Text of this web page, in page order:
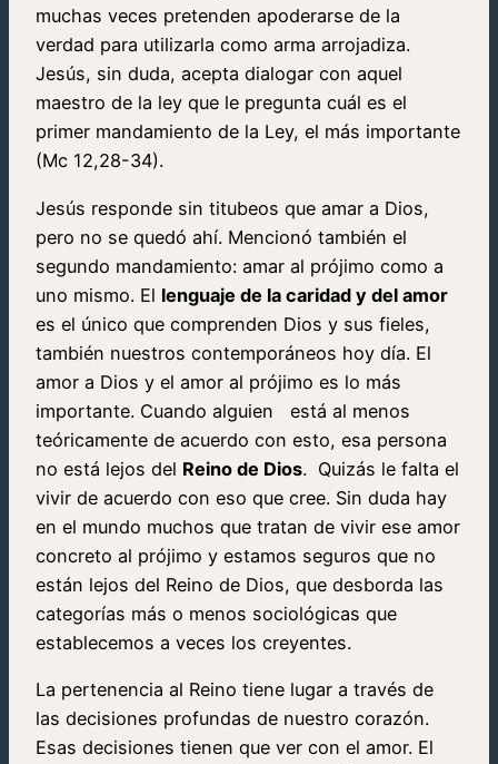
muchas veces pretenden apoderarse de la
verdad para utilizarla como arma arrojadiza.
Jesús, sin duda, acepta dialogar con aquel
maestro de la ley que le pregunta cuál es el
primer mandamiento de la Ley, el más importante
(Mc 12,28-34).
Jesús responde sin titubeos que amar a Dios,
pero no se quedó ahí. Mencionó también el
segundo mandamiento: amar al prójimo como a
uno mismo. El lenguaje de la caridad y del amor
es el único que comprenden Dios y sus fieles,
también nuestros contemporáneos hoy día. El
amor a Dios y el amor al prójimo es lo más
importante. Cuando alguien está al menos
teóricamente de acuerdo con esto, esa persona
no está lejos del Reino de Dios. Quizás le falta el
vivir de acuerdo con eso que cree. Sin duda hay
en el mundo muchos que tratan de vivir ese amor
concreto al prójimo y estamos seguros que no
están lejos del Reino de Dios, que desborda las
categorías más o menos sociológicas que
establecemos a veces los creyentes.
La pertenencia al Reino tiene lugar a través de
las decisiones profundas de nuestro corazón.
Esas decisiones tienen que ver con el amor. El